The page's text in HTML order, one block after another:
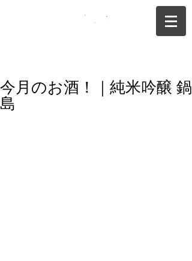
今月のお酒！｜純米吟醸 鍋
島